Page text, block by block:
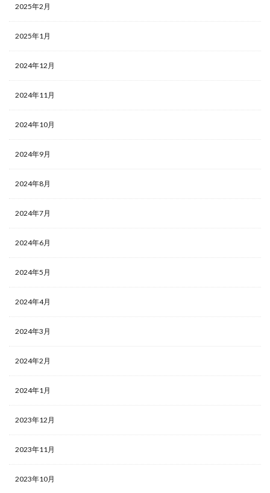
2025年2月
2025年1月
2024年12月
2024年11月
2024年10月
2024年9月
2024年8月
2024年7月
2024年6月
2024年5月
2024年4月
2024年3月
2024年2月
2024年1月
2023年12月
2023年11月
2023年10月